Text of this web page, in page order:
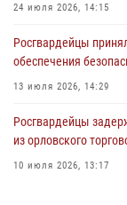
24 июля 2026, 14:15
Росгвардейцы
обеспечения
13 июля 2026, 14:29
Росгвардейцы
из орловского
10 июля 2026, 13:17